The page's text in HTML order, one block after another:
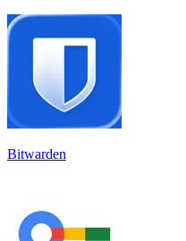
Bitwarden